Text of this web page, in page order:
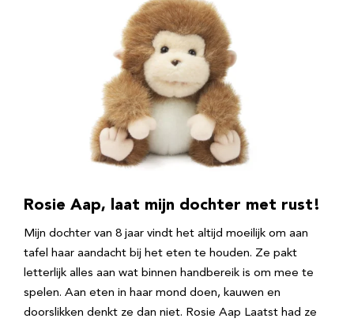
Rosie Aap, laat mijn dochter met rust!
Mijn dochter van 8 jaar vindt het altijd moeilijk om aan
tafel haar aandacht bij het eten te houden. Ze pakt
letterlijk alles aan wat binnen handbereik is om mee te
spelen. Aan eten in haar mond doen, kauwen en
doorslikken denkt ze dan niet. Rosie Aap Laatst had ze